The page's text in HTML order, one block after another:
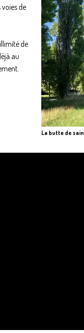
La butte de
voies de
de
au